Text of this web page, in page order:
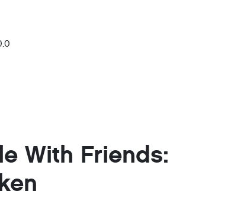
With Friends: